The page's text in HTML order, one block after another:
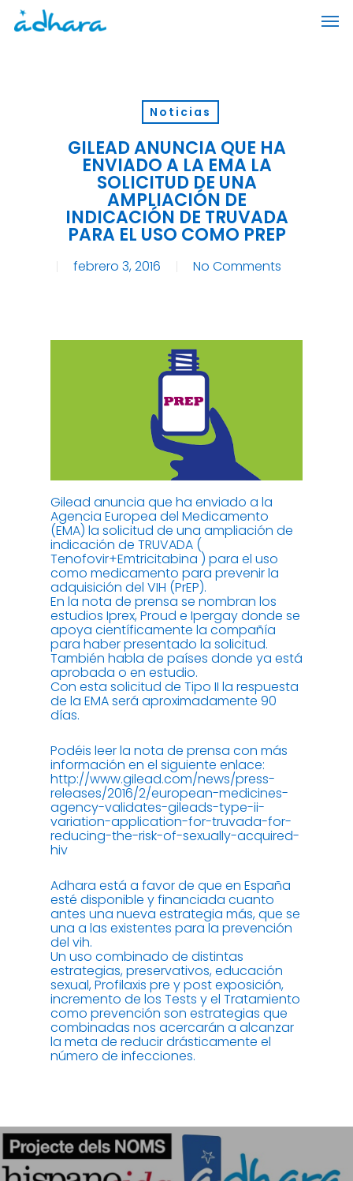
Skip
main
Noticias
GILEAD ANUNCIA QUE HA
ENVIADO A LA EMA LA
SOLICITUD DE UNA
AMPLIACIÓN DE
INDICACIÓN DE TRUVADA
PARA EL USO COMO PREP
febrero 3, 2016 No Comments
Gilead anuncia que ha enviado a la
Agencia Europea del Medicamento
(EMA) la solicitud de una ampliación de
indicación de TRUVADA (
Tenofovir+Emtricitabina ) para el uso
como medicamento para prevenir la
adquisición del VIH (PrEP).
En la nota de prensa se nombran los
estudios Iprex, Proud e Ipergay donde se
apoya científicamente la compañía
para haber presentado la solicitud.
También habla de países donde ya está
aprobada o en estudio.
Con esta solicitud de Tipo II la respuesta
de la EMA será aproximadamente 90
días.
Podéis leer la nota de prensa con más
información en el siguiente enlace:
http://www.gilead.com/news/press-
releases/2016/2/european-medicines-
agency-validates-gileads-type-ii-
variation-application-for-truvada-for-
reducing-the-risk-of-sexually-acquired-
hiv
Adhara está a favor de que en España
esté disponible y financiada cuanto
antes una nueva estrategia más, que se
una a las existentes para la prevención
del vih.
Un uso combinado de distintas
estrategias, preservativos, educación
sexual, Profilaxis pre y post exposición,
incremento de los Tests y el Tratamiento
como prevención son estrategias que
combinadas nos acercarán a alcanzar
la meta de reducir drásticamente el
número de infecciones.